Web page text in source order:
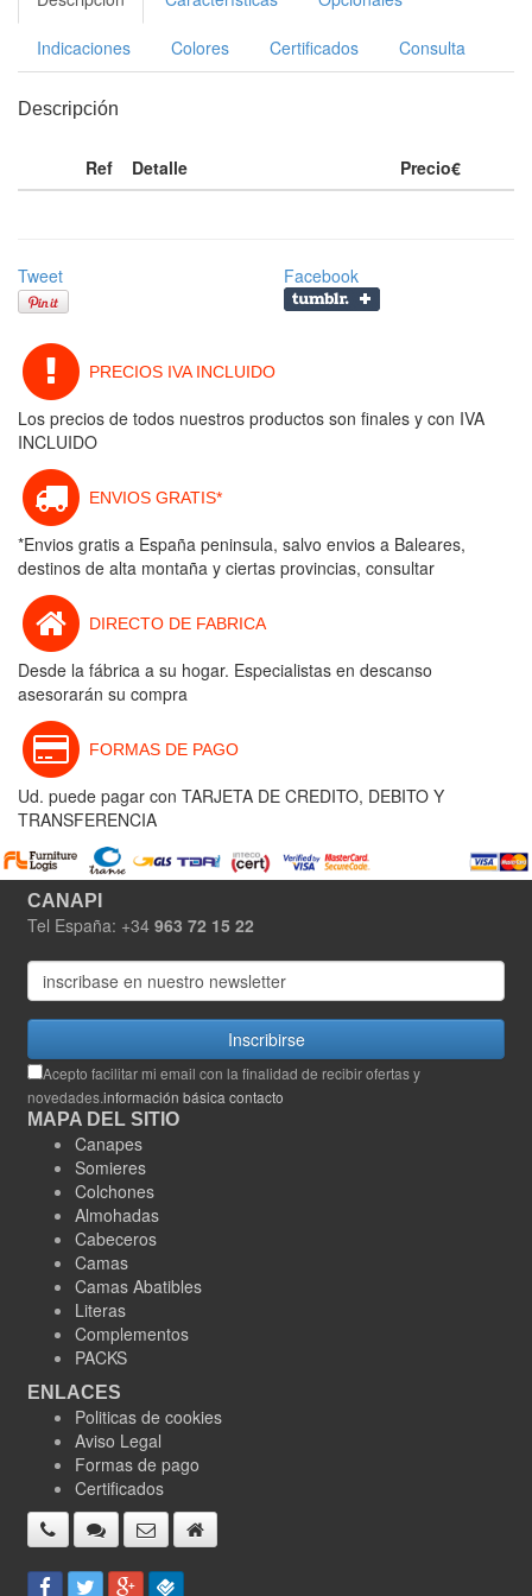
Indicaciones Colores Certificados Consulta
Descripción
Ref Detalle Precio€
Tweet Facebook
PRECIOS IVA INCLUIDO
Los precios de todos nuestros productos son finales y con IVA
INCLUIDO
ENVIOS GRATIS*
*Envios gratis a España peninsula, salvo envios a Baleares,
destinos de alta montaña y ciertas provincias, consultar
DIRECTO DE FABRICA
Desde la fábrica a su hogar. Especialistas en descanso
asesorarán su compra
FORMAS DE PAGO
Ud. puede pagar con TARJETA DE CREDITO, DEBITO Y
TRANSFERENCIA
CANAPI
Tel España: +34 963 72 15 22
Inscribirse
Acepto facilitar mi email con la finalidad de recibir ofertas y
novedades.información básica contacto
MAPA DEL SITIO
Canapes
Somieres
Colchones
Almohadas
Cabeceros
Camas
Camas Abatibles
Literas
Complementos
PACKS
ENLACES
Politicas de cookies
Aviso Legal
Formas de pago
Certificados